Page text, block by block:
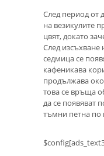
След период от
на везикулите
цвят, докато
След изсъхване
седмица се
кафеникава
продължава
това се връща
да се появяват
тъмни петна по